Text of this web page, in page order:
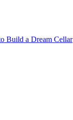
Build a Dream Cellar